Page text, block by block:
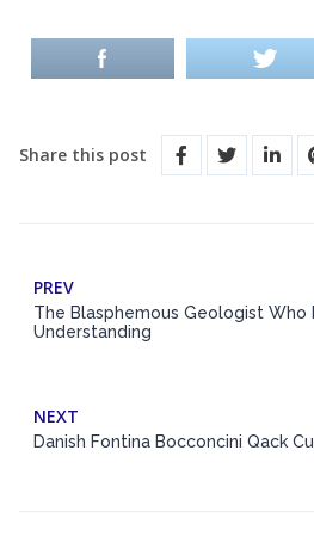
Share this post
PREV
The Blasphemous Geologist Who
Understanding
NEXT
Danish Fontina Bocconcini Qack